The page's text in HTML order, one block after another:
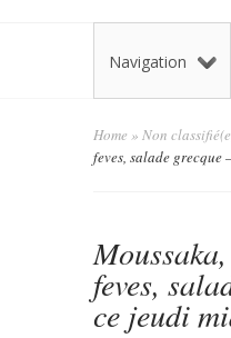
Navigation
Home » Non
feves, salade grecque
feves,
ce jeudi